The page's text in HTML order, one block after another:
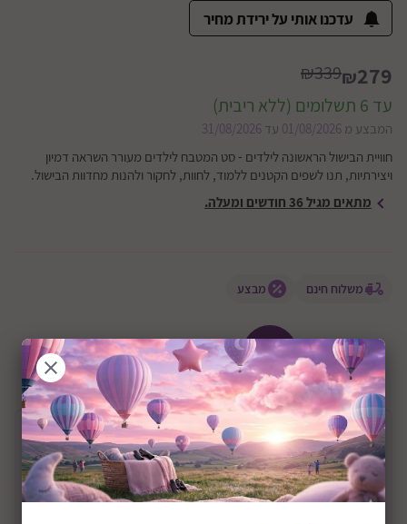
עדכנו אותי על ירידת מחיר
₪279
₪339
עד 6 תשלומים (ללא ריבית)
המבצע מ 01/08/2026 עד 31/08/2026
חוויית הבישול הראשונה לילדים - סט המטבח לילדים מעורר השראה דמיון
ויצירתיות, תנו לשפים הקטנים ללמוד, לחוות, לחקור ולהנות מחדוות הבישול.
מתאים מגיל 36 חודשים ומעלה.
משלוח חינם מבצע
+36M שיתוף:
תיאור המוצר
מטבח עץ מאובזר דגם אופרי